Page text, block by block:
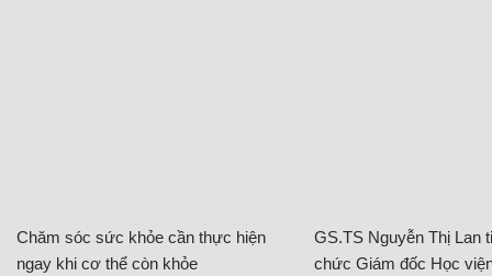
Chăm sóc sức khỏe cần thực hiện
ngay khi cơ thể còn khỏe
GS.TS Nguyễn Thị Lan
chức Giám đốc Học